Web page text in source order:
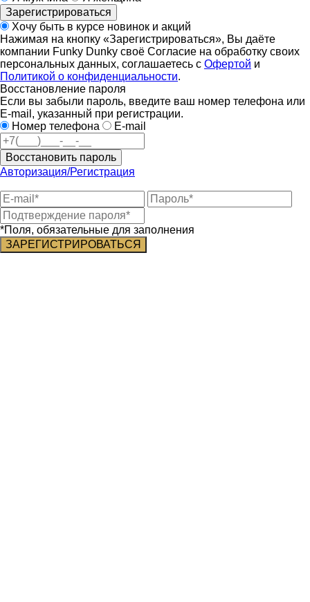
Зарегистрироваться
Хочу быть в курсе новинок и акций
Нажимая на кнопку «Зарегистрироваться», Вы даёте
компании Funky Dunky своё Согласие на обработку своих
персональных данных, соглашаетесь с Офертой и
Политикой о конфиденциальности.
Восстановление пароля
Если вы забыли пароль, введите ваш номер телефона или
E-mail, указанный при регистрации.
Номер телефона
E-mail
Восстановить пароль
Авторизация/Регистрация
*Поля, обязательные для заполнения